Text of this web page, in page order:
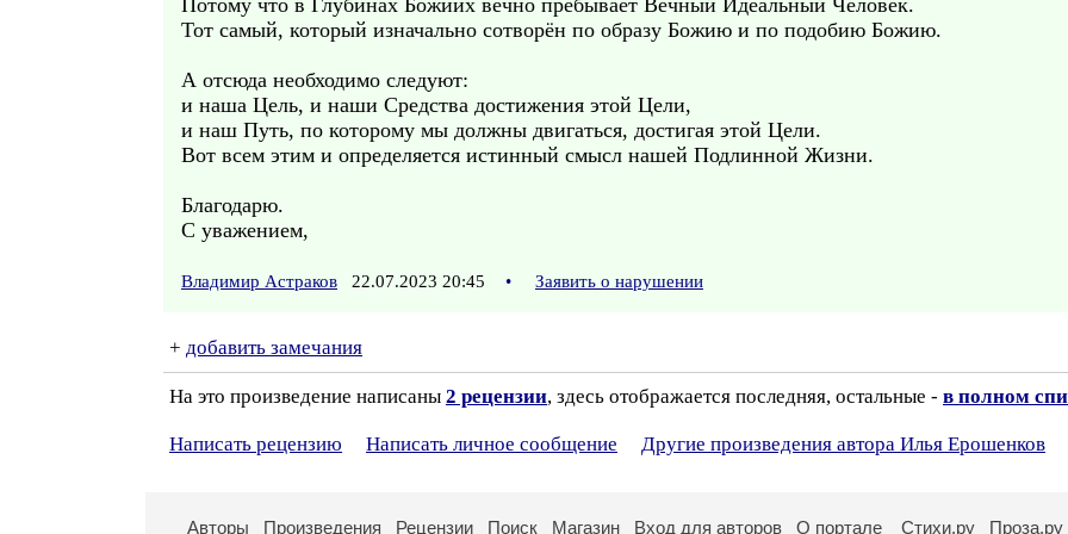
Потому что в Глубинах Божиих вечно пребывает Вечный Идеальный Человек.
Тот самый, который изначально сотворён по образу Божию и по подобию Божию.
А отсюда необходимо следуют:
и наша Цель, и наши Средства достижения этой Цели,
и наш Путь, по которому мы должны двигаться, достигая этой Цели.
Вот всем этим и определяется истинный смысл нашей Подлинной Жизни.
Благодарю.
С уважением,
Владимир Астраков 22.07.2023 20:45 • Заявить о нарушении
+ добавить замечания
На это произведение написаны 2 рецензии, здесь отображается последняя, остальные - в полном
Написать рецензию Написать личное сообщение Другие произведения автора Илья Ерошенков
Авторы Произведения Рецензии Поиск Магазин Вход для авторов О портале Стихи.ру Проза.ру